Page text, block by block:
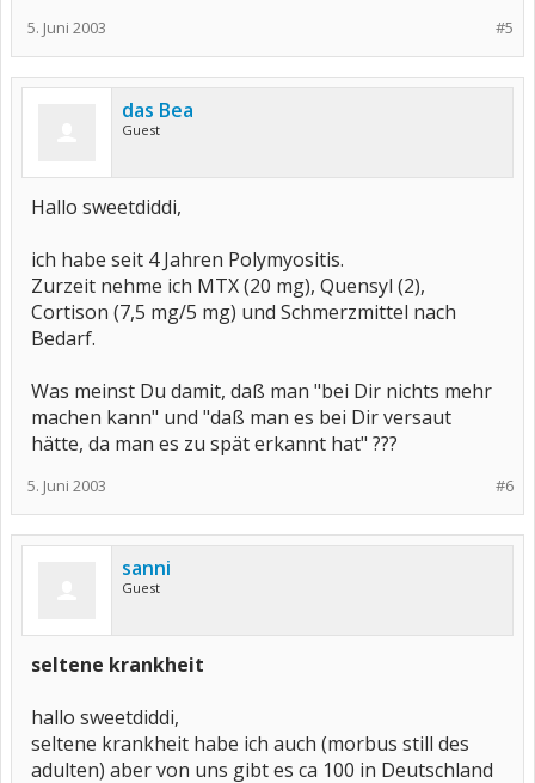
#5
5. Juni 2003
das Bea
Guest
Hallo sweetdiddi,
ich habe seit 4 Jahren Polymyositis.
Zurzeit nehme ich MTX (20 mg), Quensyl (2),
Cortison (7,5 mg/5 mg) und Schmerzmittel nach
Bedarf.
Was meinst Du damit, daß man "bei Dir nichts mehr
machen kann" und "daß man es bei Dir versaut
hätte, da man es zu spät erkannt hat" ???
#6
5. Juni 2003
sanni
Guest
seltene krankheit
hallo sweetdiddi,
seltene krankheit habe ich auch (morbus still des
adulten) aber von uns gibt es ca 100 in Deutschland